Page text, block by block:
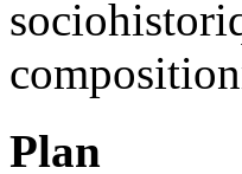
Plan